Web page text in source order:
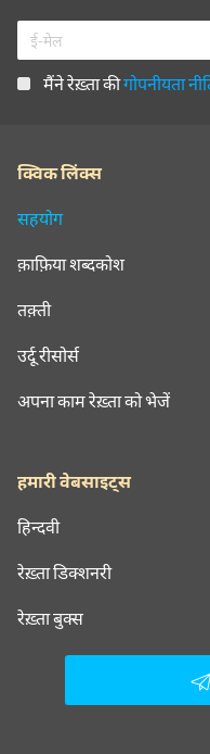
मैंने रेख़्ता कीगोपनीयता
क्विक लिंक्स
सहयोग
क़ाफ़िया शब्दकोश
तक़्ती
उर्दू रीसोर्स
अपना काम रेख़्ता को भेजें
हमारी वेबसाइट्स
हिन्दवी
रेख़्ता डिक्शनरी
रेख़्ता बुक्स